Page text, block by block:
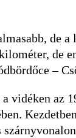
de
de
–
vidéken az